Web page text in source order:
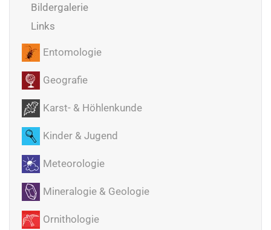
Bildergalerie
Links
Entomologie
Geografie
Karst- & Höhlenkunde
Kinder & Jugend
Meteorologie
Mineralogie & Geologie
Ornithologie